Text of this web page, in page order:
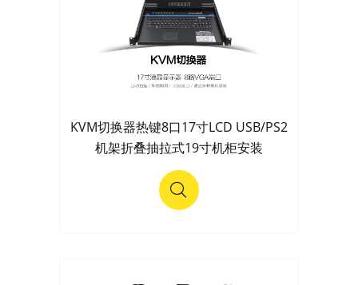
KVM切换器热键8口17寸LCD USB/PS2
机架折叠抽拉式19寸机柜安装